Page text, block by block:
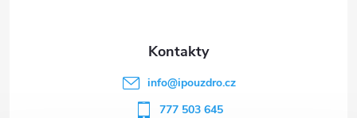
info@ipouzdro.cz
777 503 645